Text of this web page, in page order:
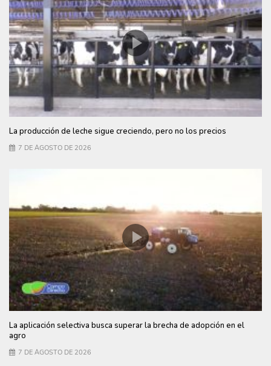
La producción de leche sigue creciendo, pero no los precios
7 DE AGOSTO DE 2026
La aplicación selectiva busca superar la brecha de adopción en el
agro
7 DE AGOSTO DE 2026